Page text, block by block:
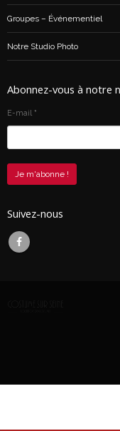
Groupes – Événementiel
Notre Studio Photo
Abonnez-vous à notre
E-mail *
Suivez-nous